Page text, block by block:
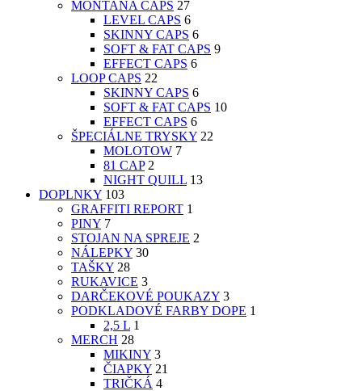
MONTANA CAPS 27
LEVEL CAPS 6
SKINNY CAPS 6
SOFT & FAT CAPS 9
EFFECT CAPS 6
LOOP CAPS 22
SKINNY CAPS 6
SOFT & FAT CAPS 10
EFFECT CAPS 6
ŠPECIÁLNE TRYSKY 22
MOLOTOW 7
81 CAP 2
NIGHT QUILL 13
DOPLNKY 103
GRAFFITI REPORT 1
PINY 7
STOJAN NA SPREJE 2
NÁLEPKY 30
TAŠKY 28
RUKAVICE 3
DARČEKOVÉ POUKAZY 3
PODKLADOVÉ FARBY DOPE 1
2,5 L 1
MERCH 28
MIKINY 3
ČIAPKY 21
TRIČKÁ 4